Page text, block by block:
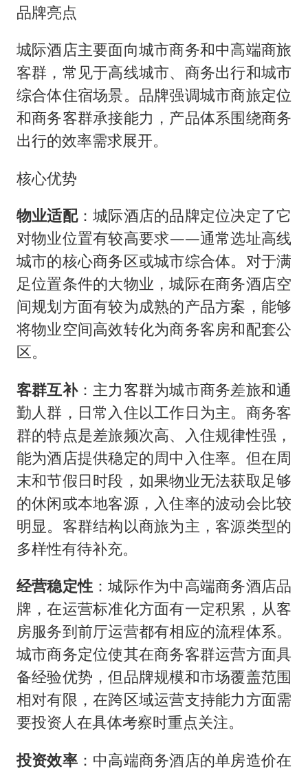
品牌亮点
城际酒店主要面向城市商务和中高端商旅
客群，常见于高线城市、商务出行和城市
综合体住宿场景。品牌强调城市商旅定位
和商务客群承接能力，产品体系围绕商务
出行的效率需求展开。
核心优势
物业适配：城际酒店的品牌定位决定了它
对物业位置有较高要求——通常选址高线
城市的核心商务区或城市综合体。对于满
足位置条件的大物业，城际在商务酒店空
间规划方面有较为成熟的产品方案，能够
将物业空间高效转化为商务客房和配套公
区。
客群互补：主力客群为城市商务差旅和通
勤人群，日常入住以工作日为主。商务客
群的特点是差旅频次高、入住规律性强，
能为酒店提供稳定的周中入住率。但在周
末和节假日时段，如果物业无法获取足够
的休闲或本地客源，入住率的波动会比较
明显。客群结构以商旅为主，客源类型的
多样性有待补充。
经营稳定性 ：城际作为中高端商务酒店品
牌，在运营标准化方面有一定积累，从客
房服务到前厅运营都有相应的流程体系。
城市商务定位使其在商务客群运营方面具
备经验优势，但品牌规模和市场覆盖范围
相对有限，在跨区域运营支持能力方面需
要投资人在具体考察时重点关注。
投资效率：中高端商务酒店的单房造价在